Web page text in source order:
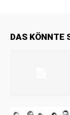
DAS KÖNNTE